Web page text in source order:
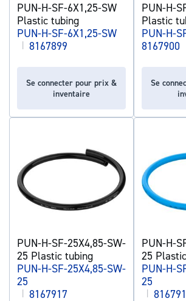
PUN-H-SF-6X1,25-SW
Plastic tubing
PUN-H-SF-6X1,25-SW
| 8167899
Se connecter pour prix &
inventaire
PUN-H-
Plastic
PUN-H-
8167900
Se
PUN-H-SF-25X4,85-SW-
25 Plastic tubing
PUN-H-SF-25X4,85-SW-
25
| 8167917
PUN-H-
25
PUN-H-
25
|